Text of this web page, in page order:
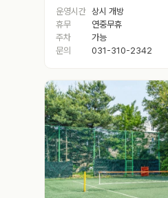
운영시간 상시 개방
휴무
연중무휴
주차
가능
문의
031-310-2342